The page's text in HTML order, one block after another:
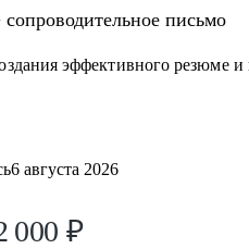
письмо
эффективного резюме
6 августа 2026
000 ₽